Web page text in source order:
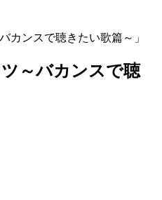
カンスで聴きたい歌篇～」
～バカンスで聴